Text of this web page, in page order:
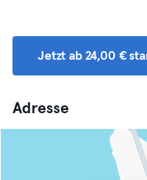
Jetzt ab 24,00 €
Adresse